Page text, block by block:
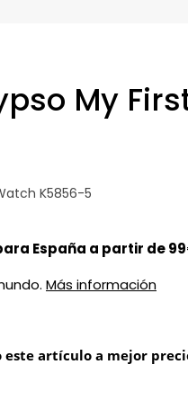
My
K5856-5
España a partir de
Más información
este artículo a mejor